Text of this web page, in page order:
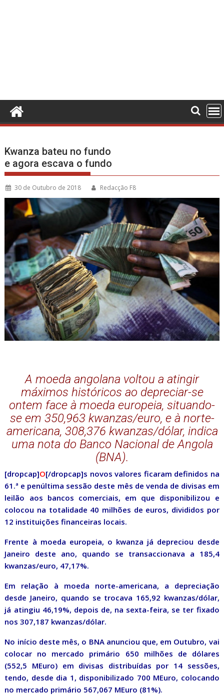
Kwanza bateu no fundo
e agora escava o fundo
30 de Outubro de 2018 Redacção F8
A moeda angolana voltou a atingir
máximos históricos ao depreciar-se
ontem face à moeda europeia, situando-
se em 350,963 kwanzas/euro, e à norte-
americana, 308,376 kwanzas/dólar, indica
uma nota do Banco Nacional de Angola
(BNA).
[dropcap]O[/dropcap]s novos valores ficaram definidos na
61.ª e penúltima sessão deste mês de venda de divisas em
leilão aos bancos comerciais, em que disponibilizou e
colocou na totalidade 40 milhões de euros, divididos por
12 instituições financeiras locais.
Frente à moeda europeia, o kwanza já depreciou desde
Janeiro deste ano, quando se transaccionava a 185,4
kwanzas/euro, 47,17%.
Em relação à moeda norte-americana, a depreciação
desde Janeiro, quando se trocava 165,92 kwanzas/dólar,
já atingiu 46,19%, depois de, na sexta-feira, se ter fixado
nos 307,187 kwanzas/dólar.
No início deste mês, o BNA anunciou que, em Outubro, vai
colocar no mercado primário 650 milhões de dólares
(552,5 MEuro) em divisas distribuídas por 14 sessões,
tendo, desde dia 1, disponibilizado 700 MEuro, colocando
no mercado primário 567,067 MEuro (81%).